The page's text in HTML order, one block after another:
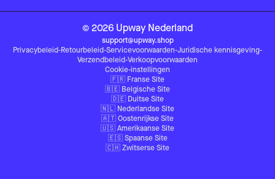
© 2026 Upway Nederland
support@upway.shop
Privacybeleid-Retourbeleid-Servicevoorwaarden-Juridische kennisgeving-
Verzendbeleid-Verkoopvoorwaarden
Cookie-instellingen
🇫🇷 Franse Site
🇧🇪 Belgische Site
🇩🇪 Duitse Site
🇳🇱 Nederlandse Site
🇦🇹 Oostenrijkse Site
🇺🇸 Amerikaanse Site
🇪🇸 Spaanse Site
🇨🇭 Zwitserse Site